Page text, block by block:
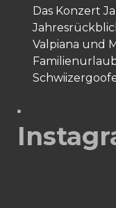
Das Konzert
Valpiana und